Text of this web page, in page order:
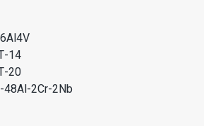
14
20
48Al-2Cr-2Nb